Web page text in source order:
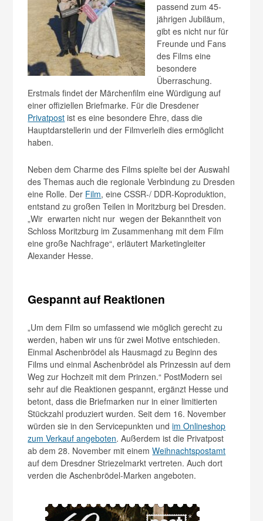
passend zum 45-
jährigen Jubiläum,
gibt es nicht nur für
Freunde und Fans
des Films eine
besondere
Überraschung.
Erstmals findet der Märchenfilm eine Würdigung auf
einer offiziellen Briefmarke. Für die Dresdener
Privatpost ist es eine besondere Ehre, dass die
Hauptdarstellerin und der Filmverleih dies ermöglicht
haben.
Neben dem Charme des Films spielte bei der Auswahl
des Themas auch die regionale Verbindung zu Dresden
eine Rolle. Der Film, eine CSSR-/ DDR-Koproduktion,
ent­stand zu großen Teilen in Moritzburg bei Dresden.
„Wir erwarten nicht nur wegen der Bekanntheit von
Schloss Moritzburg im Zusammenhang mit dem Film
eine große Nach­frage“, erläutert Marketingleiter
Alexander Hesse.
Gespannt auf Reaktionen
„Um dem Film so umfassend wie möglich gerecht zu
werden, haben wir uns für zwei Motive entschieden.
Einmal Aschenbrödel als Hausmagd zu Beginn des
Films und einmal Aschenbrödel als Prinzessin auf dem
Weg zur Hochzeit mit dem Prinzen.“ PostModern sei
sehr auf die Reaktionen gespannt, ergänzt Hesse und
betont, dass die Briefmarken nur in einer li­mitierten
Stückzahl produziert wurden. Seit dem 16. November
würden sie in den Servicepunkten undim Onlineshop
zum Verkauf angeboten. Außerdem ist die Privatpost
ab dem 28. November mit einemWeihnachtspostamt
auf dem Dresdner Striezelmarkt vertreten. Auch dort
verden die Aschenbrödel-Marken angeboten.